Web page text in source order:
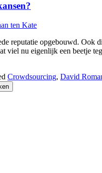
ten Kate
reputatie opgebouwd. Ook
viel nu eigenlijk een beetje
Crowdsourcing, David